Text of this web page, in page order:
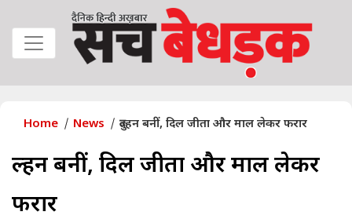
Home News दुल्हन बनीं, दिल जीता और माल लेकर फरार
दुल्हन बनीं, दिल जीता और माल लेकर
फरार